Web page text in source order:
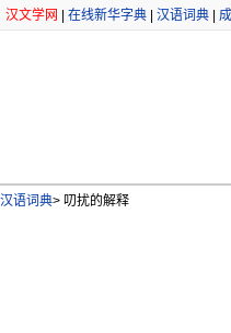
汉文学网 在线新华字典 汉语词典
汉语词典> 叨扰的解释